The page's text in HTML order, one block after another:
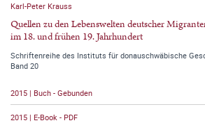
Karl-Peter Krauss
Quellen zu den Lebenswelten deutscher
im 18. und frühen 19. Jahrhundert
Schriftenreihe des Instituts für donauschwäbische
Band 20
2015 | Buch - Gebunden
2015 | E-Book - PDF